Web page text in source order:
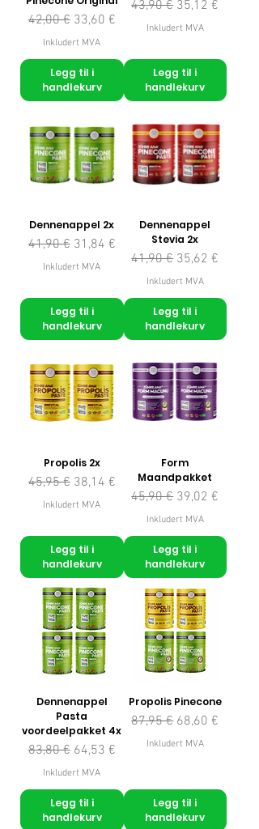
Vanlig pris
42,00 € Salgspris
33,60 €
Inkludert MVA
Legg til i
handlekurv
Vanlig pris
43,90 € Salgspris
35,12 €
Inkludert MVA
Legg til i
handlekurv
Dennenappel 2x
Vanlig pris
41,90 € Salgspris
31,84 €
Inkludert MVA
Legg til i
handlekurv
Dennenappel
Stevia 2x
Vanlig pris
41,90 € Salgspris
35,62 €
Inkludert MVA
Legg til i
handlekurv
Propolis 2x
Vanlig pris
45,95 € Salgspris
38,14 €
Inkludert MVA
Legg til i
handlekurv
Form
Maandpakket
Vanlig pris
45,90 € Salgspris
39,02 €
Inkludert MVA
Legg til i
handlekurv
Dennenappel
Pasta
voordeelpakket 4x
Vanlig pris
83,80 € Salgspris
64,53 €
Inkludert MVA
Legg til i
handlekurv
Propolis Pinecone
Vanlig pris
87,95 € Salgspris
68,60 €
Inkludert MVA
Legg til i
handlekurv